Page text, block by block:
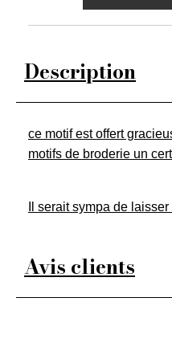
Description
ce motif est offert
motifs de broderie un
Il serait sympa de
Avis clients